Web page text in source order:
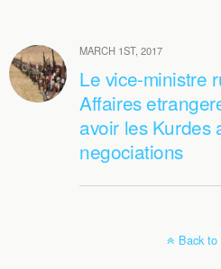
MARCH 1ST, 2017
Le vice-ministre
Affaires
avoir les Kurdes
negociations
Back to